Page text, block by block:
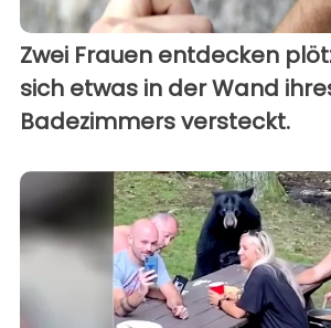
Zwei Frauen entdecken
sich etwas in der Wand
Badezimmers versteckt.